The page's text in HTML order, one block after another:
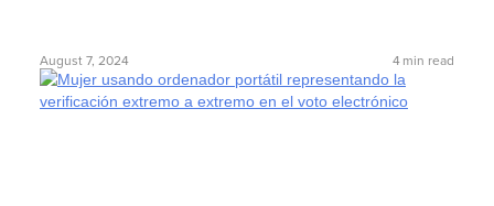
August 7, 2024 4min read